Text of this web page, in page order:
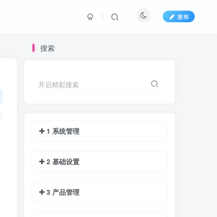
发布
搜索
开启精彩搜索
1 系统管理
2 基础设置
3 产品管理